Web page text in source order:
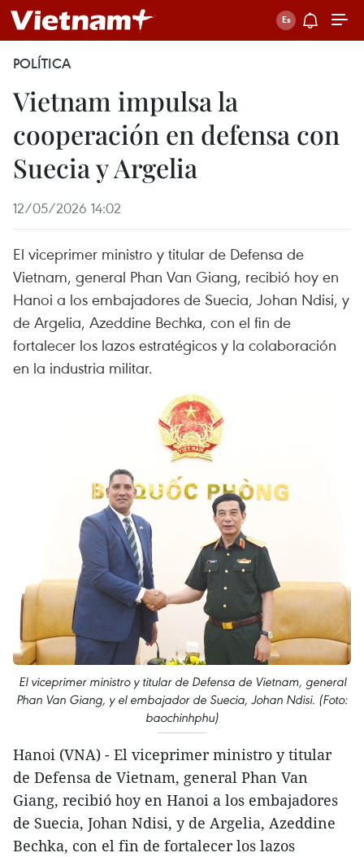
POLÍTICA
Vietnam impulsa la
cooperación en defensa con
Suecia y Argelia
12/05/2026 14:02
El viceprimer ministro y titular de Defensa de
Vietnam, general Phan Van Giang, recibió hoy en
Hanoi a los embajadores de Suecia, Johan Ndisi, y
de Argelia, Azeddine Bechka, con el fin de
fortalecer los lazos estratégicos y la colaboración
en la industria militar.
El viceprimer ministro y titular de Defensa de Vietnam, general
Phan Van Giang, y el embajador de Suecia, Johan Ndisi. (Foto:
baochinhphu)
Hanoi (VNA) - El viceprimer ministro y titular
de Defensa de Vietnam, general Phan Van
Giang, recibió hoy en Hanoi a los embajadores
de Suecia, Johan Ndisi, y de Argelia, Azeddine
Bechka, con el fin de fortalecer los lazos